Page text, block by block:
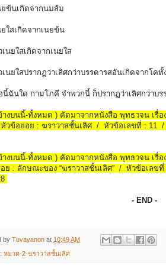
ยข้นเกิดจากนมส้ม
ยใสเกิดจากเนยข้น
เนยใสเกิดจากเนยใส
เนยใสปรากฏว่าเลิศกว่าบรรดารสอันเกิดจากโค
นี้ฉันใด กามโภคี จำพวกนี้ ก็ปรากฏว่าเลิศกว่าบ
างบนนี้-ทั้งหมด ) คัดมาจากหนังสือ พุทธวจน เ
วข้อย่อย : ฆราวาสชั้นเลิศ / หัวข้อเลขที่ : 11 /
างบนนี้-ทั้งหมด ) คัดมาจากหนังสือ พุทธวจน เ
ย : ลักษณะของ “ฆราวาสชั้นเลิศ” / หัวข้อเล
- END -
by Tuvayanon at 10:49 AM
หมวด-2-ฆราวาสชั้นเลิศ